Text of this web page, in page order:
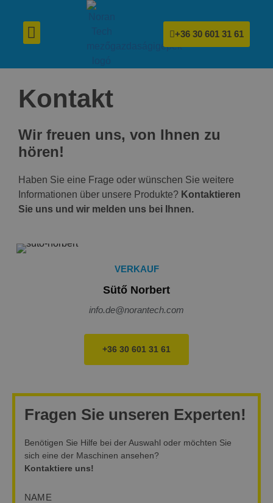
+36 30 601 31 61
Kontakt
Wir freuen uns, von Ihnen zu
hören!
Haben Sie eine Frage oder wünschen Sie weitere
Informationen über unsere Produkte? Kontaktieren
Sie uns und wir melden uns bei Ihnen.
Sütő Norbert
VERKAUF
info.de@norantech.com
+36 30 601 31 61
Fragen Sie unseren Experten!
Benötigen Sie Hilfe bei der Auswahl oder möchten Sie
sich eine der Maschinen ansehen?
Kontaktiere uns!
NAME